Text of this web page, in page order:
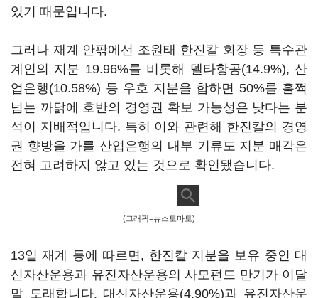
있기 때문입니다.
그러나 재계 안팎에선 조원태 한진칼 회장 등 특수관
계인의 지분 19.96%를 비롯해 델타항공(14.9%), 산
업은행(10.58%) 등 우호 지분을 합하면 50%를 훌쩍
넘는 까닭에 호반의 경영권 확보 가능성은 낮다는 분
석이 지배적입니다. 특히 이와 관련해 한진칼의 경영
권 향방을 가를 산업은행의 내부 기류도 지분 매각은
전혀 고려하지 않고 있는 것으로 확인됐습니다.
(그래픽=뉴스토마토)
13일 재계 등에 따르면, 한진칼 지분을 보유 중인 대
신자산운용과 유진자산운용의 사모펀드 만기가 이달
말 도래합니다. 대신자산운용(4.90%)과 유진자산운